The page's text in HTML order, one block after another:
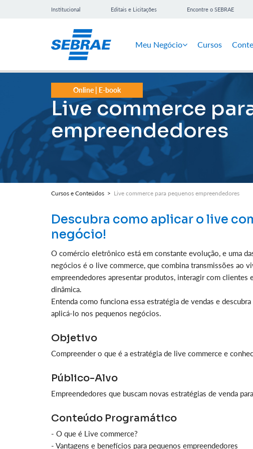
Institucional Editais e Licitações Encontre o SEBRAE
Meu Negócio Cursos
Online | E-book
Live commerce
empreendedores
Cursos e Conteúdos > Live commerce para pequenos empreendedores
Descubra como aplicar o live
negócio!
O comércio eletrônico está em constante evolução, e uma
negócios é o live commerce, que combina transmissões ao
empreendedores apresentar produtos, interagir com clientes
dinâmica.
Entenda como funciona essa estratégia de vendas e
aplicá-lo nos pequenos negócios.
Objetivo
Compreender o que é a estratégia de live commerce e
Público-Alvo
Empreendedores que buscam novas estratégias de venda
Conteúdo Programático
- O que é Live commerce?
- Vantagens e benefícios para pequenos empreendedores